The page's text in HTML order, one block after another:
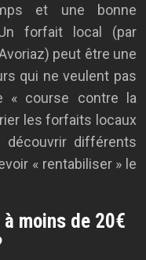
et une bonne
forfait local (par
peut être une
qui ne veulent pas
« course contre la
les forfaits locaux
différents
« rentabiliser » le
moins de 20€